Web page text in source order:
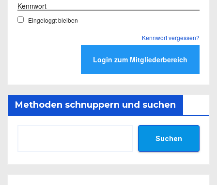
Kennwort
Eingeloggt bleiben
Kennwort vergessen?
Methoden schnuppern und suchen
Suchen